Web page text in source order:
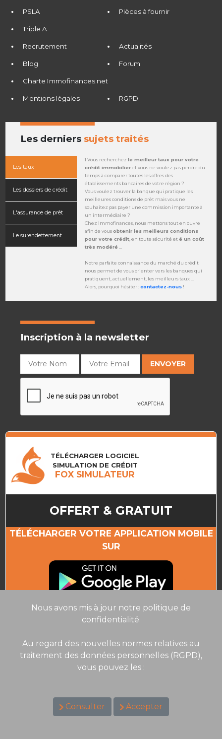
PSLA Pièces à fournir
Triple A
Recrutement Actualités
Blog Forum
Charte Immofinances.net
Mentions légales RGPD
Les derniers sujets traités
Les taux
Les dossiers de crédit
L'assurance de prêt
Le surendettement
1 Vous recherchez le meilleur taux pour votre
crédit immobilieret vous ne voulez pas perdre du
temps à comparer toutes les offres des
établissements bancaires de votre région ?
Vous voulez trouver la banque qui pratique les
meilleures conditions de prêt mais vous ne
souhaitez pas payer une commission importante à
un intermédiaire ?
Chez Immofinances, nous mettons tout en ouvre
afin de vousobtenir les meilleurs conditions
pour votre crédit, en toute sécurité eté un coût
très modéré ...
Notre parfaite connaissance du marché du crédit
nous permet de vous orienter vers les banques qui
pratiquent, actuellement, les meilleurs taux ...
Alors, pourquoi hésiter :contactez-nous!
Inscription à la newsletter
TÉLÉCHARGER LOGICIEL
SIMULATION DE CRÉDIT
FOX SIMULATEUR
OFFERT & GRATUIT
TÉLÉCHARGER VOTRE APPLICATION MOBILE
SUR
Nous avons mis à jour notre politique de
confidentialité.
Au regard des nouvelles normes relatives au
traitement des données personnelles (RGPD),
vous pouvez les :
Consulter Accepter